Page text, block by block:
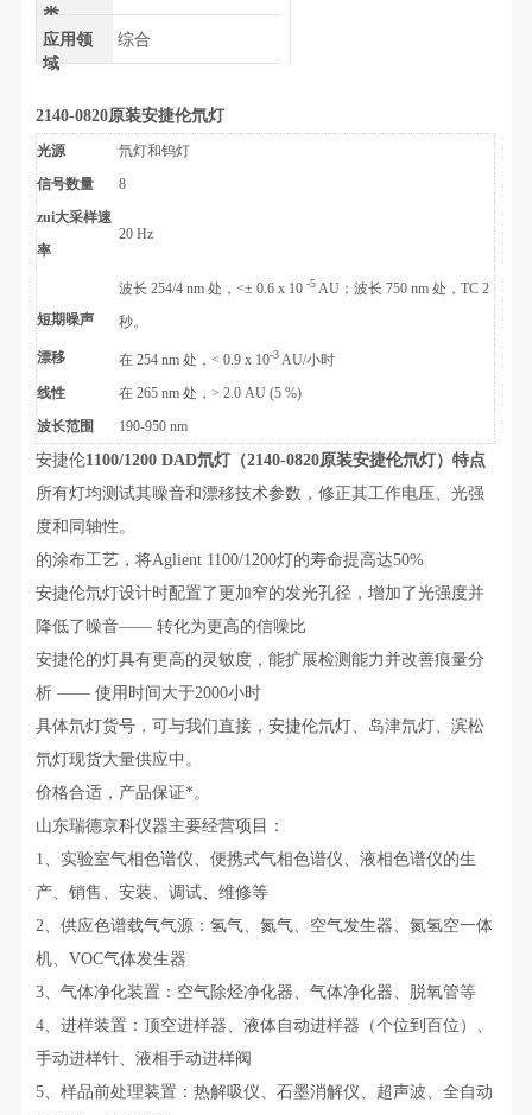
类
应用领
域
综合
2140-0820原装安捷伦氘灯
光源
氘灯和钨灯
信号数量
8
zui大采样速
率
20 Hz
短期噪声
波长 254/4 nm 处，<± 0.6 x 10-5AU；波长 750 nm 处，TC 2
秒。
漂移 在 254 nm 处，< 0.9 x 10-3AU/小时
线性
在 265 nm 处，> 2.0 AU (5 %)
波长范围
190-950 nm
安捷伦1100/1200 DAD氘灯（2140-0820原装安捷伦氘灯）特点
所有灯均测试其噪音和漂移技术参数，修正其工作电压、光强
度和同轴性。
的涂布工艺，将Aglient 1100/1200灯的寿命提高达50%
安捷伦氘灯设计时配置了更加窄的发光孔径，增加了光强度并
降低了噪音—— 转化为更高的信噪比
安捷伦的灯具有更高的灵敏度，能扩展检测能力并改善痕量分
析 —— 使用时间大于2000小时
具体氘灯货号，可与我们直接，安捷伦氘灯、岛津氘灯、滨松
氘灯现货大量供应中。
价格合适，产品保证*。
山东瑞德京科仪器主要经营项目：
1、实验室气相色谱仪、便携式气相色谱仪、液相色谱仪的生
产、销售、安装、调试、维修等
2、供应色谱载气气源：氢气、氮气、空气发生器、氮氢空一体
机、VOC气体发生器
3、气体净化装置：空气除烃净化器、气体净化器、脱氧管等
4、进样装置：顶空进样器、液体自动进样器（个位到百位）、
手动进样针、液相手动进样阀
5、样品前处理装置：热解吸仪、石墨消解仪、超声波、全自动